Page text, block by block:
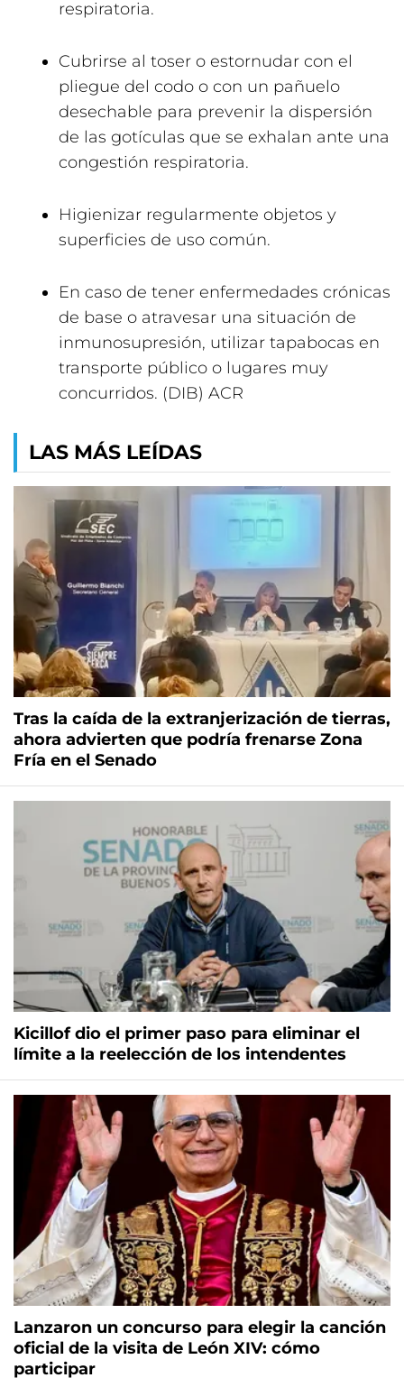
respiratoria.
Cubrirse al toser o estornudar con el
pliegue del codo o con un pañuelo
desechable para prevenir la dispersión
de las gotículas que se exhalan ante una
congestión respiratoria.
Higienizar regularmente objetos y
superficies de uso común.
En caso de tener enfermedades crónicas
de base o atravesar una situación de
inmunosupresión, utilizar tapabocas en
transporte público o lugares muy
concurridos. (DIB) ACR
LAS MÁS LEÍDAS
Tras la caída de la extranjerización de tierras,
ahora advierten que podría frenarse Zona
Fría en el Senado
Kicillof dio el primer paso para eliminar el
límite a la reelección de los intendentes
Lanzaron un concurso para elegir la canción
oficial de la visita de León XIV: cómo
participar